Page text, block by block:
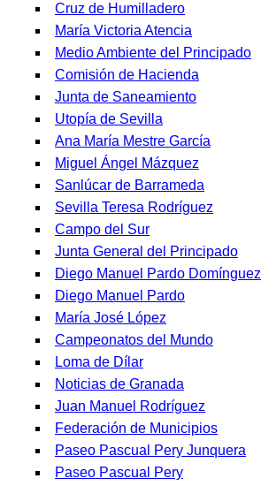
Cruz de Humilladero
María Victoria Atencia
Medio Ambiente del Principado
Comisión de Hacienda
Junta de Saneamiento
Utopía de Sevilla
Ana María Mestre García
Miguel Ángel Mázquez
Sanlúcar de Barrameda
Sevilla Teresa Rodríguez
Campo del Sur
Junta General del Principado
Diego Manuel Pardo Domínguez
Diego Manuel Pardo
María José López
Campeonatos del Mundo
Loma de Dílar
Noticias de Granada
Juan Manuel Rodríguez
Federación de Municipios
Paseo Pascual Pery Junquera
Paseo Pascual Pery